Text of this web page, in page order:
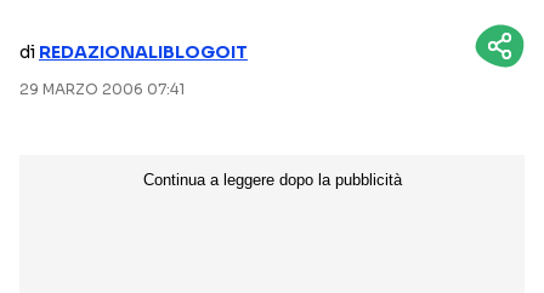
di REDAZIONALIBLOGOIT
29 MARZO 2006 07:41